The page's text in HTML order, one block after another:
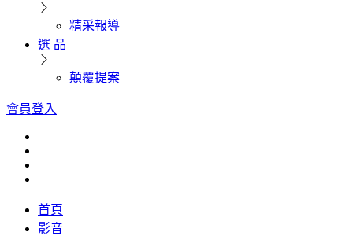
精采報導
選 品
顛覆提案
會員登入
首頁
影音